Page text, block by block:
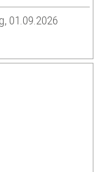
01.09.2026